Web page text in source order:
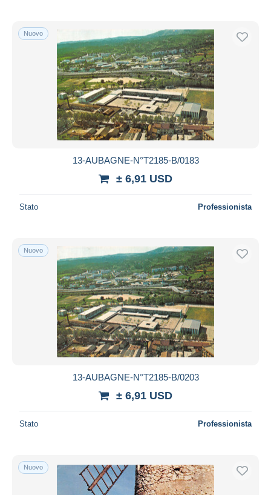
Nuovo
13-AUBAGNE-N°T2185-B/0183
± 6,91 USD
Stato Professionista
Nuovo
13-AUBAGNE-N°T2185-B/0203
± 6,91 USD
Stato Professionista
Nuovo